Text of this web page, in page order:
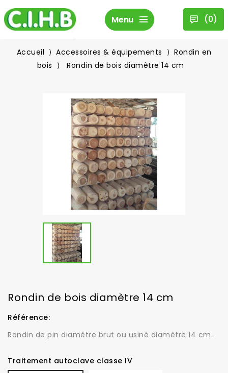
Menu (0)
Accueil Accessoires & équipements
Rondin en
bois
Rondin de bois diamètre 14 cm
Rondin de bois diamètre 14 cm
Référence:
Rondin de pin diamètre brut ou usiné diamètre 14 cm.
Traitement autoclave classe IV